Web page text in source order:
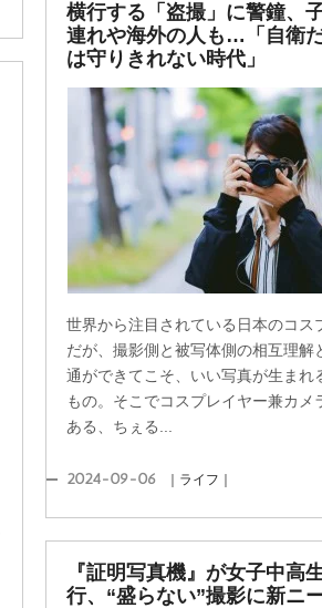
横行する「盗撮」に警鐘、
連れや海外の人も…「自衛
は守りきれない時代」
世界から注目されている日本のコス
だが、撮影側と被写体側の相互理解
通ができてこそ、いい写真が生まれ
もの。そこでコスプレイヤー兼カメ
ある、ちぇる...
2024-09-06 ｜ライフ｜
『証明写真機』が女子中高
行、“盛らない”撮影に新ニ